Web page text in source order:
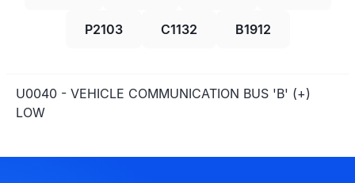
P2103 C1132 B1912
U0040 - VEHICLE COMMUNICATION BUS 'B' (+)
LOW